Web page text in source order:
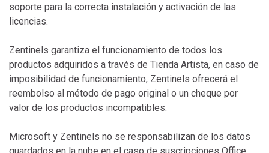
soporte para la correcta instalación y activación de las
licencias.
Zentinels garantiza el funcionamiento de todos los
productos adquiridos a través de Tienda Artista, en caso de
imposibilidad de funcionamiento, Zentinels ofrecerá el
reembolso al método de pago original o un cheque por
valor de los productos incompatibles.
Microsoft y Zentinels no se responsabilizan de los datos